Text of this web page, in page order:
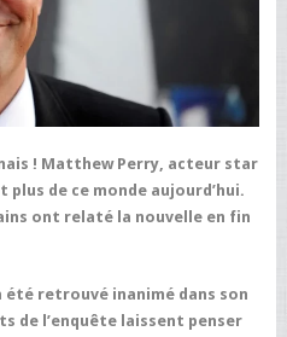
! Matthew Perry, acteur star
plus de ce monde aujourd’hui.
ont relaté la nouvelle en fin
été retrouvé inanimé dans son
de l’enquête laissent penser